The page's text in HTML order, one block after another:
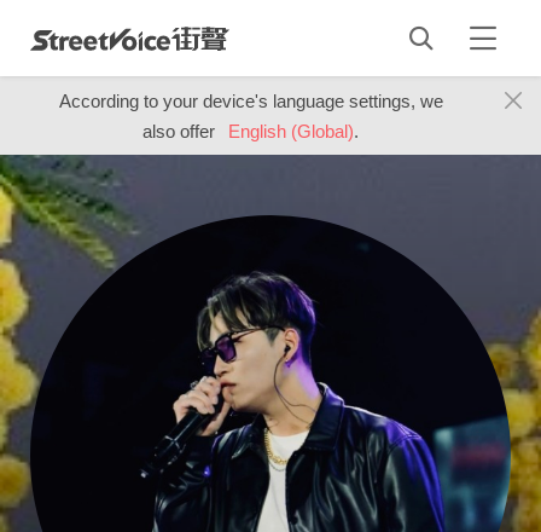
According to your device's language settings, we
also offer
English (Global).